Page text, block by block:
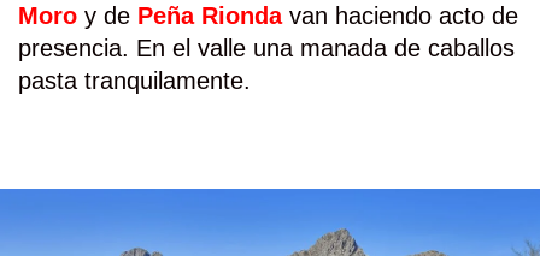
Moro y de Peña Riondavan haciendo acto de
presencia. En el valle una manada de caballos
pasta tranquilamente.